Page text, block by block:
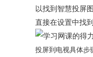
以找到智慧投屏
直接在设置中找
投屏到电视具体步